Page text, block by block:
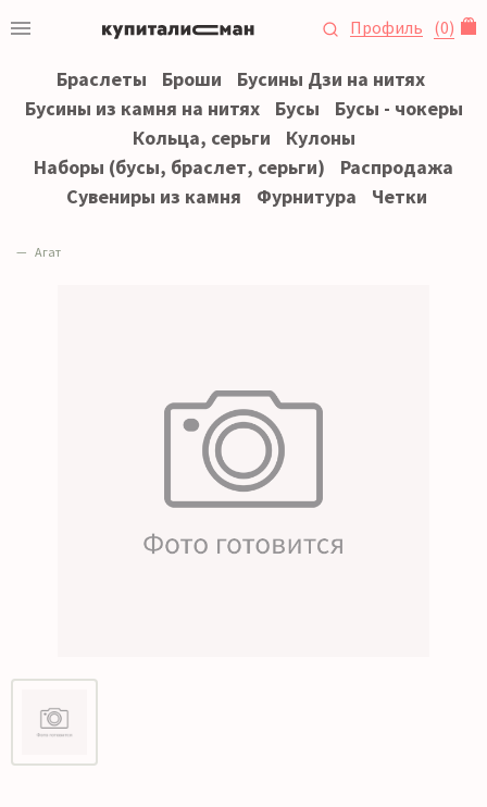
Профиль (0)
Браслеты Броши
Бусины Дзи на нитях
Бусины из камня на нитях
Бусы
Бусы - чокеры
Кольца, серьги
Кулоны
Наборы (бусы, браслет, серьги)
Распродажа
Сувениры из камня
Фурнитура Четки
Агат